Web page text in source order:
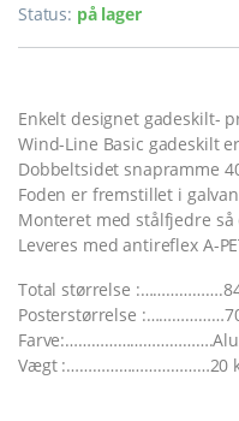
Status: på lager
Enkelt designet gadeskilt-
Wind-Line Basic gadeskilt
Dobbeltsidet snapramme
Foden er fremstillet i
Monteret med stålfjedre
Leveres med antireflex A-
Total størrelse
Posterstørrelse
Vægt :……………………………20